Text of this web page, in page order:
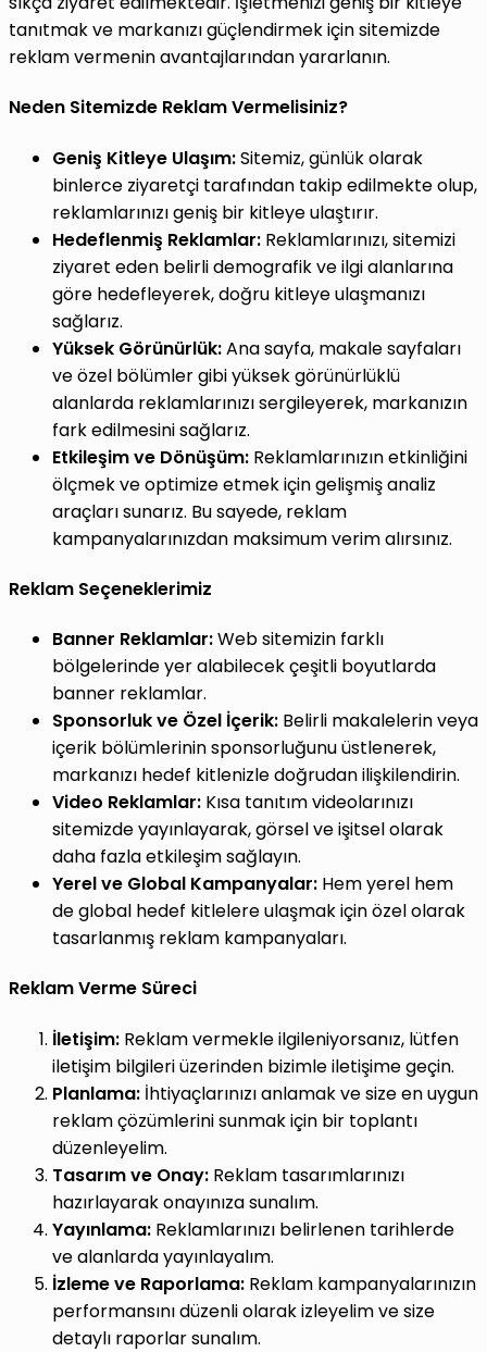
tanıtmak ve markanızı güçlendirmek için sitemizde
reklam vermenin avantajlarından yararlanın.
Neden Sitemizde Reklam Vermelisiniz?
Geniş Kitleye Ulaşım:Sitemiz, günlük olarak
binlerce ziyaretçi tarafından takip edilmekte olup,
reklamlarınızı geniş bir kitleye ulaştırır.
Hedeflenmiş Reklamlar: Reklamlarınızı, sitemizi
ziyaret eden belirli demografik ve ilgi alanlarına
göre hedefleyerek, doğru kitleye ulaşmanızı
sağlarız.
Yüksek Görünürlük:Ana sayfa, makale sayfaları
ve özel bölümler gibi yüksek görünürlüklü
alanlarda reklamlarınızı sergileyerek, markanızın
fark edilmesini sağlarız.
Etkileşim ve Dönüşüm: Reklamlarınızın etkinliğini
ölçmek ve optimize etmek için gelişmiş analiz
araçları sunarız. Bu sayede, reklam
kampanyalarınızdan maksimum verim alırsınız.
Reklam Seçeneklerimiz
Banner Reklamlar:Web sitemizin farklı
bölgelerinde yer alabilecek çeşitli boyutlarda
banner reklamlar.
Sponsorluk ve Özel İçerik: Belirli makalelerin veya
içerik bölümlerinin sponsorluğunu üstlenerek,
markanızı hedef kitlenizle doğrudan ilişkilendirin.
Video Reklamlar: Kısa tanıtım videolarınızı
sitemizde yayınlayarak, görsel ve işitsel olarak
daha fazla etkileşim sağlayın.
Yerel ve Global Kampanyalar: Hem yerel hem
de global hedef kitlelere ulaşmak için özel olarak
tasarlanmış reklam kampanyaları.
Reklam Verme Süreci
İletişim: Reklam vermekle ilgileniyorsanız, lütfen
iletişim bilgileri üzerinden bizimle iletişime geçin.
Planlama: İhtiyaçlarınızı anlamak ve size en uygun
reklam çözümlerini sunmak için bir toplantı
düzenleyelim.
Tasarım ve Onay: Reklam tasarımlarınızı
hazırlayarak onayınıza sunalım.
Yayınlama: Reklamlarınızı belirlenen tarihlerde
ve alanlarda yayınlayalım.
İzleme ve Raporlama: Reklam kampanyalarınızın
performansını düzenli olarak izleyelim ve size
detaylı raporlar sunalım.